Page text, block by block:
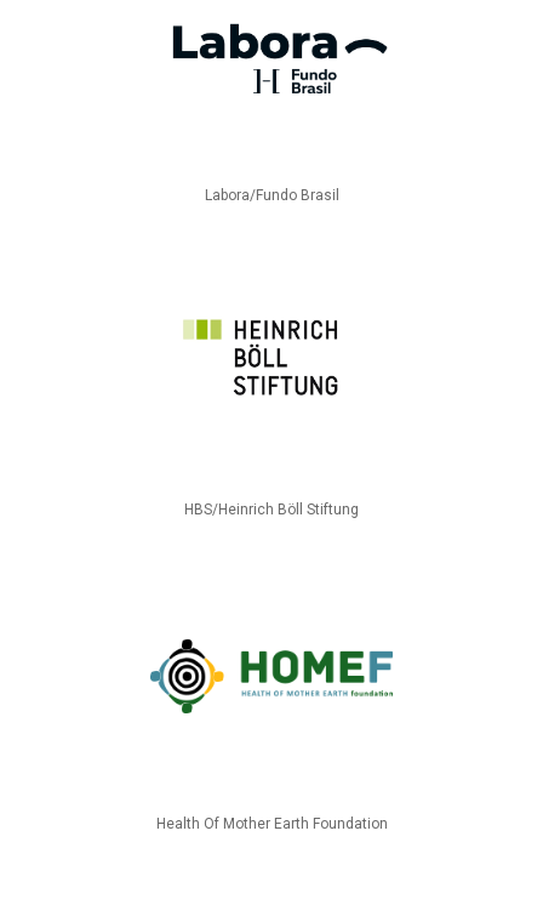
Labora/Fundo Brasil
HBS/Heinrich Böll Stiftung
Health Of Mother Earth Foundation